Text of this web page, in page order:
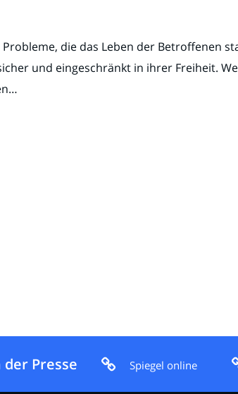
die das Leben der Betroffenen
und eingeschränkt in ihrer Freiheit.
Presse Spiegel online